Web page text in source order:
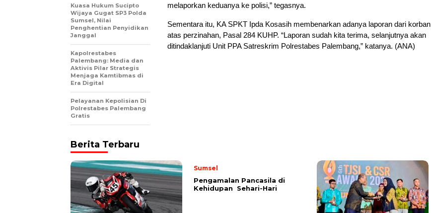
melaporkan keduanya ke polisi,” tegasnya.
Sementara itu, KA SPKT Ipda Kosasih membenarkan adanya laporan dari korban
atas perzinahan, Pasal 284 KUHP. “Laporan sudah kita terima, selanjutnya akan
ditindaklanjuti Unit PPA Satreskrim Polrestabes Palembang,” katanya. (ANA)
Kuasa Hukum Sucipto
Wijaya Gugat SP3 Polda
Sumsel, Nilai
Penghentian Penyidikan
Janggal
Kapolrestabes
Palembang: Media dan
Aktivis Pilar Strategis
Menjaga Kamtibmas di
Era Digital
Pelayanan Kepolisian Di
Polrestabes Palembang
Gratis
Berita Terbaru
Sumsel
Pengamalan Pancasila di
Kehidupan Sehari-Hari